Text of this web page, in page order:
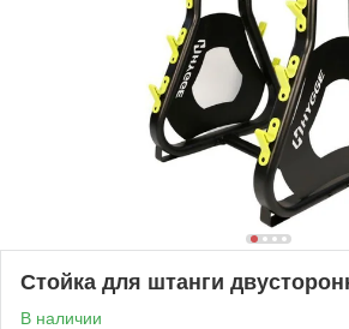
Стойка для штанги
В наличии